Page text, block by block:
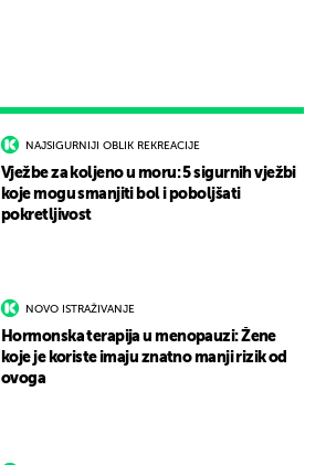
NAJSIGURNIJI OBLIK REKREACIJE
Vježbe za koljeno u moru: 5 sigurnih vježbi
koje mogu smanjiti bol i poboljšati
pokretljivost
NOVO ISTRAŽIVANJE
Hormonska terapija u menopauzi: Žene
koje je koriste imaju znatno manji rizik od
ovoga